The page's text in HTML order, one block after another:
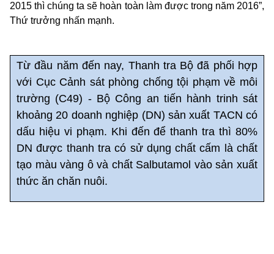
2015 thì chúng ta sẽ hoàn toàn làm được trong năm 2016”,
Thứ trưởng nhấn mạnh.
Từ đầu năm đến nay, Thanh tra Bộ đã phối hợp
với Cục Cảnh sát phòng chống tội phạm về môi
trường (C49) - Bộ Công an tiến hành trinh sát
khoảng 20 doanh nghiệp (DN) sản xuất TACN có
dấu hiệu vi phạm. Khi đến để thanh tra thì 80%
DN được thanh tra có sử dụng chất cấm là chất
tạo màu vàng ô và chất Salbutamol vào sản xuất
thức ăn chăn nuôi.